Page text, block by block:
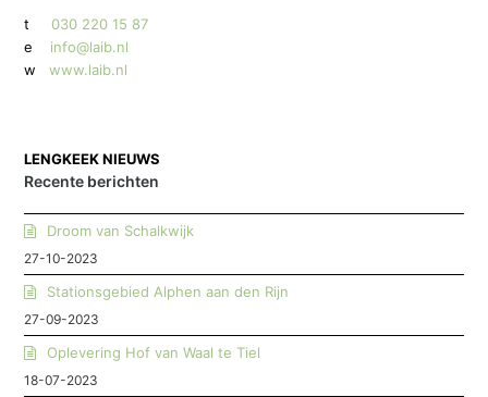
t030 220 15 87
e info@laib.nl
w
www.laib.nl
LENGKEEK NIEUWS
Recente berichten
Droom van Schalkwijk
27-10-2023
Stationsgebied Alphen aan den Rijn
27-09-2023
Oplevering Hof van Waal te Tiel
18-07-2023